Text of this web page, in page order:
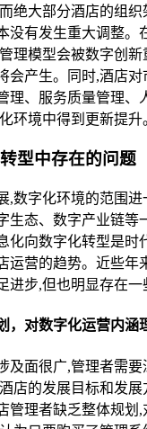
绝大部分酒店的组织
没有发生重大调整。
理模型会被数字创
会产生。同时,酒店
理、服务质量管理、
环境中得到更新提升
型中存在的问题
,数字化环境的范围进
生态、数字产业链等
化向数字化转型是时
运营的趋势。近些年
进步,但也明显存在一
，对数字化运营内涵
及面很广,管理者需
店的发展目标和发
管理者缺乏整体规划